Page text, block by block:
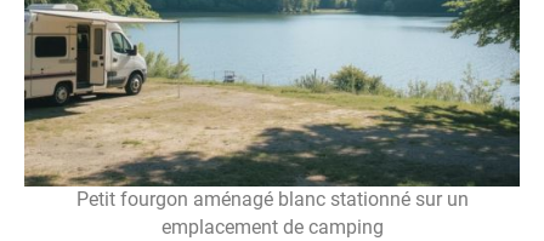
Petit fourgon aménagé blanc stationné sur un
emplacement de camping